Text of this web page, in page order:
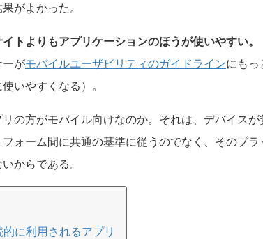
がよかった。
トよりもアプリケーションのほうが使いやすい。
ーがモバイルユーザビリティのガイドラインにもっ
いやすくなる）。
の方がモバイル向けなのか。それは、デバイス
ォーム間に共通の基準に従うのでなく、そのプ
からである。
に利用されるアプリ